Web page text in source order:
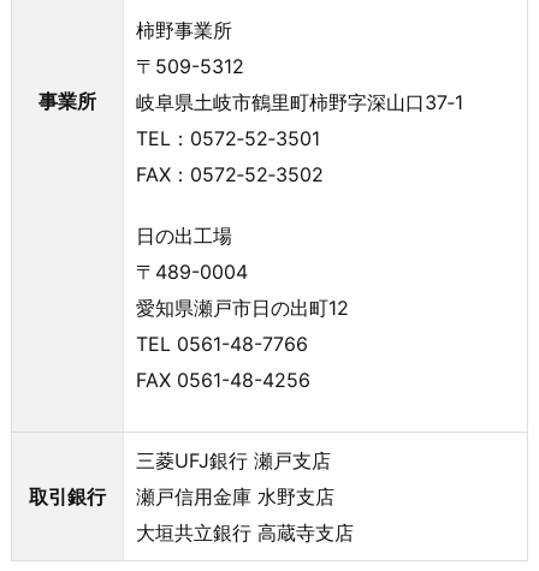
事業所
柿野事業所
〒509-5312
岐阜県土岐市鶴里町柿野字深山口37‐1
TEL：0572‐52‐3501
FAX：0572‐52‐3502
日の出工場
〒489-0004
愛知県瀬戸市日の出町12
TEL 0561-48-7766
FAX 0561-48-4256
取引銀行
三菱UFJ銀行 瀬戸支店
瀬戸信用金庫 水野支店
大垣共立銀行 高蔵寺支店